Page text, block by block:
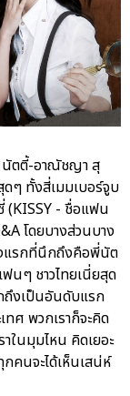
นัตตี้-อาณัชญา สุ
ๆ ทั้งสี่เมมเบอร์จูบ
(KISSY - ชื่อแฟน
โดยบางส่วนบาง
แรกที่นึกถึงคือพี่นัต
นๆ ชาวไทยเนี่ยสุด
ถึงเป็นอันดับแรก
ทศ พวกเราก็จะคิด
ในมุมไหน คิดเยอะ
คนจะได้เห็นเสน่ห์